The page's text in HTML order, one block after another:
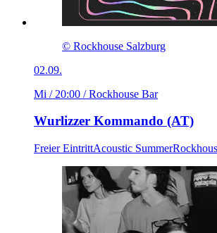
© Rockhouse Salzburg
02.09.
Mi / 20:00 / Rockhouse Bar
Wurlizzer Kommando (AT)
Freier EintrittAcoustic Summer